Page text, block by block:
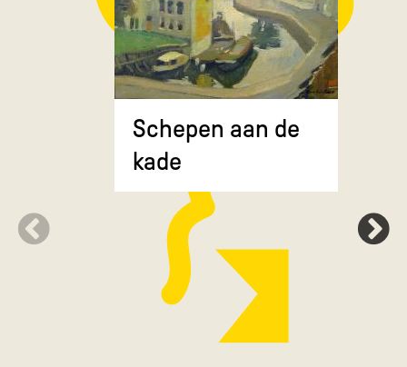
Schepen aan de
kade